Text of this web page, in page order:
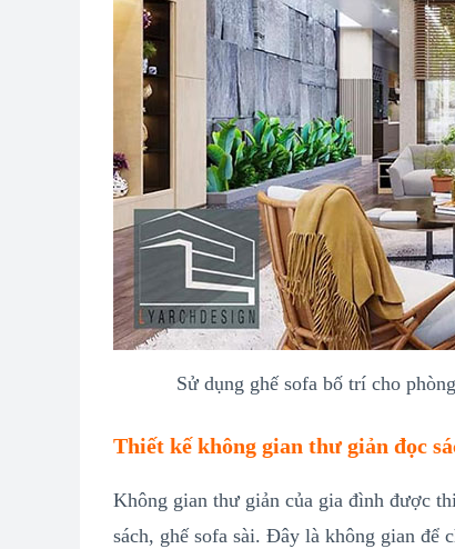
Sử dụng ghế sofa bố trí cho
Thiết kế không gian thư giản đọc
Không gian thư giản của gia đình được
sách, ghế sofa sài. Đây là không gian để